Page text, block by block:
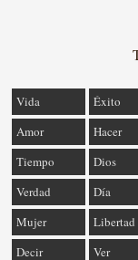
Vida Éxito
Amor
Hacer
Tiempo
Dios
Verdad
Día
Mujer
Libertad
Decir
Ver